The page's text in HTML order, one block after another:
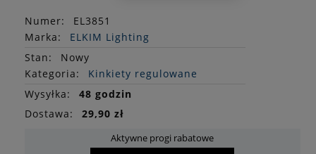
Numer:
EL3851
Marka:
ELKIM Lighting
Stan:
Nowy
Kategoria:
Kinkiety regulowane
Wysyłka:
48 godzin
Dostawa:
29,90 zł
Aktywne progi rabatowe